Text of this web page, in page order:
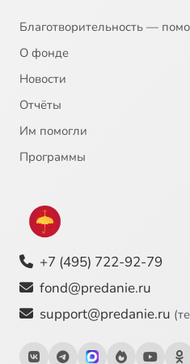
21
23 Вторая Мировая
25
26 Вторая Мировая
Вторая Мировая
28 Вторая Мировая
Благотворительность —
О фонде
Новости
Отчёты
Им помогли
Программы
+7 (495) 722-92-79
fond@predanie.ru
support@predanie.ru